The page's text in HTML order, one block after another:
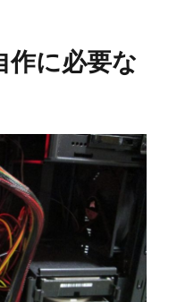
に必要な